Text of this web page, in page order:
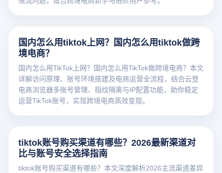
国内怎么用tiktok上网？国内怎么用tiktok做跨
境电商？
国内怎么用TikTok上网？国内怎么用TikTok做跨境电商？本文
详解访问原理、账号环境搭建及电商运营全流程，结合云登
电商浏览器多账号管理、指纹隔离与IP配置功能，助你稳定
运营TikTok账号，实现跨境电商高效变现。
tiktok账号购买渠道有哪些？2026最新渠道对
比与账号安全选择指南
tiktok账号购买渠道有哪些？本文深度解析2026主流渠道差异